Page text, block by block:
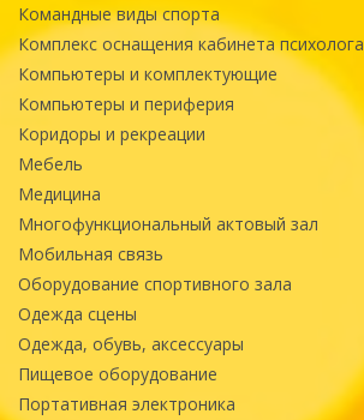
Командные виды спорта
Комплекс оснащения кабинета психолога
Компьютеры и комплектующие
Компьютеры и периферия
Коридоры и рекреации
Мебель
Медицина
Многофункциональный актовый зал
Мобильная связь
Оборудование спортивного зала
Одежда сцены
Одежда, обувь, аксессуары
Пищевое оборудование
Портативная электроника